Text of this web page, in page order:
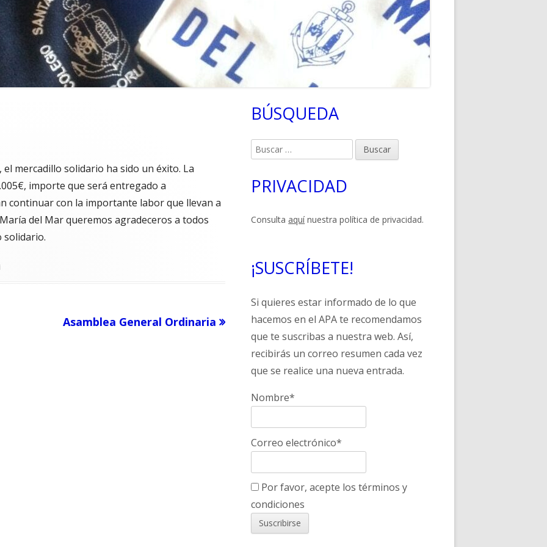
mercadillo solidario ha sido un éxito. La
importe que será entregado a
continuar con la importante labor que llevan a
del Mar queremos agradeceros a todos
solidario.
Artículo
Asamblea General Ordinaria
Barra
lateral
BÚSQUEDA
Buscar:
PRIVACIDAD
Consulta aquínuestra política de privacidad.
¡SUSCRÍBETE!
Si quieres estar informado de lo que
hacemos en el APA te recomendamos
que te suscribas a nuestra web. Así,
recibirás un correo resumen cada vez
que se realice una nueva entrada.
Nombre*
Correo electrónico*
Por favor, acepte los términos y
condiciones